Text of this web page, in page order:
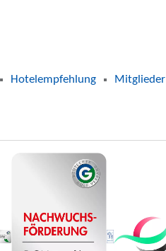
Hotelempfehlung Mitglieder